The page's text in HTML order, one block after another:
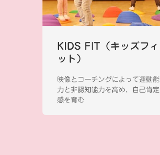
KIDS FIT（キッズフィ
ット）
映像とコーチングによって運動能
力と非認知能力を高め、自己肯定
感を育む